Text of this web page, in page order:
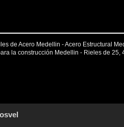
de Acero Medellin - Acero Estructural
la construcción Medellin - Rieles de